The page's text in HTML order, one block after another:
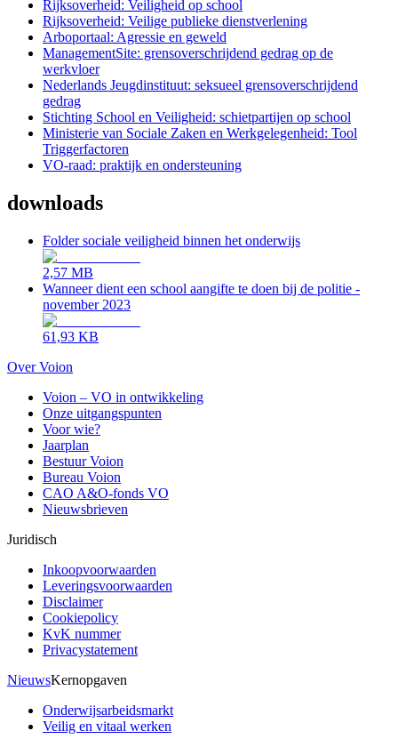
Rijksoverheid: Veiligheid op school
Rijksoverheid: Veilige publieke dienstverlening
Arboportaal: Agressie en geweld
ManagementSite: grensoverschrijdend gedrag op de
werkvloer
Nederlands Jeugdinstituut: seksueel grensoverschrijdend
gedrag
Stichting School en Veiligheid: schietpartijen op school
Ministerie van Sociale Zaken en Werkgelegenheid: Tool
Triggerfactoren
VO-raad: praktijk en ondersteuning
downloads
Folder sociale veiligheid binnen het onderwijs
2,57 MB
Wanneer dient een school aangifte te doen bij de politie -
november 2023
61,93 KB
Over Voion
Voion – VO in ontwikkeling
Onze uitgangspunten
Voor wie?
Jaarplan
Bestuur Voion
Bureau Voion
CAO A&O-fonds VO
Nieuwsbrieven
Juridisch
Inkoopvoorwaarden
Leveringsvoorwaarden
Disclaimer
Cookiepolicy
KvK nummer
Privacystatement
NieuwsKernopgaven
Onderwijsarbeidsmarkt
Veilig en vitaal werken